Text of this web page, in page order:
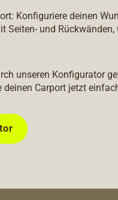
Konfiguriere deinen
Seiten- und Rückwänden,
unseren Konfigurator
deinen Carport jetzt